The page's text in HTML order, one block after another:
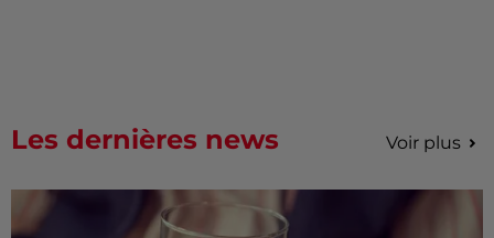
Les dernières news Voir plus